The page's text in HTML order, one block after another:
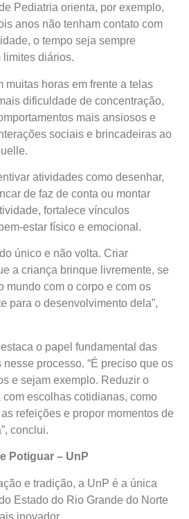
Pediatria orienta, por exemplo,
anos não tenham contato com
o tempo seja sempre
diários.
muitas horas em frente a telas
dificuldade de concentração,
mais ansiosos e
sociais e brincadeiras ao
atividades como desenhar,
de faz de conta ou montar
fortalece vínculos
estar físico e emocional.
único e não volta. Criar
a criança brinque livremente, se
mundo com o corpo e com os
para o desenvolvimento dela”,
o papel fundamental das
processo. “É preciso que os
e sejam exemplo. Reduzir o
escolhas cotidianas, como
refeições e propor momentos de
conclui.
Potiguar – UnP
e tradição, a UnP é a única
Estado do Rio Grande do Norte
inovador